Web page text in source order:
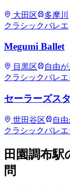
大田区
多摩川
クラシックバレエ
Megumi Ballet
目黒区
自由が
クラシックバレエ
セーラーズス
世田谷区
自
クラシックバレエ
田園調布駅
問